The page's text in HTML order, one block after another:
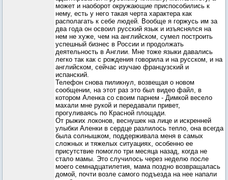
может и наоборот окружающие приспособились к
нему, есть у него такая черта характера как
располагать к себе людей. Вообще я горжусь им за
два года он освоил русский язык и изъяснялся на
нем не хуже, чем на английском, сумел построить
успешный бизнес в России и продолжать
деятельность в Англии. Мне тоже языки давались
легко так как с рождения говорила и на русском, и на
английском, сейчас изучаю французский и
испанский.
Телефон снова пиликнул, возвещая о новом
сообщении, на этот раз это был видео файл, в
котором Аленка со своим парнем - Димкой весело
махали мне рукой и передавали привет,
прогуливаясь по Красной площади.
От рыжих локонов, веснушек на лице и искренней
улыбки Аленки в сердце разлилось тепло, она всегда
была солнышком, поддерживала меня в самых
сложных и тяжелых ситуациях, особенно ее
присутствие помогло три месяца назад, когда не
стало мамы. Это случилось через неделю после
моего семнадцатилетия, мама поздно возвращалась
домой, почти возле самого подъезда на нее напали